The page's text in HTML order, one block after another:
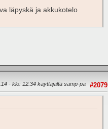
läpyskä ja akkukotelo
#2079
- klo: 12.34 käyttäjältä samp-pa